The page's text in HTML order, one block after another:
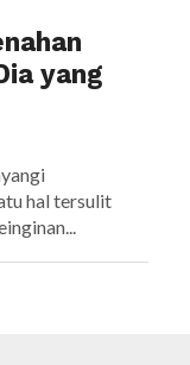
yang
hal tersulit